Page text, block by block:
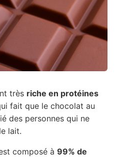
très riche en protéines
fait que le chocolat au
des personnes qui ne
lait.
composé à 99% de